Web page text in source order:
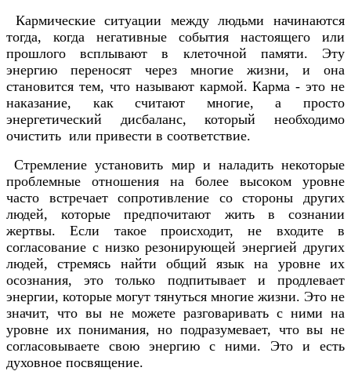
Кармические ситуации между людьми начинаются
тогда, когда негативные события настоящего или
прошлого всплывают в клеточной памяти. Эту
энергию переносят через многие жизни, и она
становится тем, что называют кармой. Карма - это не
наказание, как считают многие, а просто
энергетический дисбаланс, который необходимо
очистить или привести в соответствие.
Стремление установить мир и наладить некоторые
проблемные отношения на более высоком уровне
часто встречает сопротивление со стороны других
людей, которые предпочитают жить в сознании
жертвы. Если такое происходит, не входите в
согласование с низко резонирующей энергией других
людей, стремясь найти общий язык на уровне их
осознания, это только подпитывает и продлевает
энергии, которые могут тянуться многие жизни. Это не
значит, что вы не можете разговаривать с ними на
уровне их понимания, но подразумевает, что вы не
согласовываете свою энергию с ними. Это и есть
духовное посвящение.